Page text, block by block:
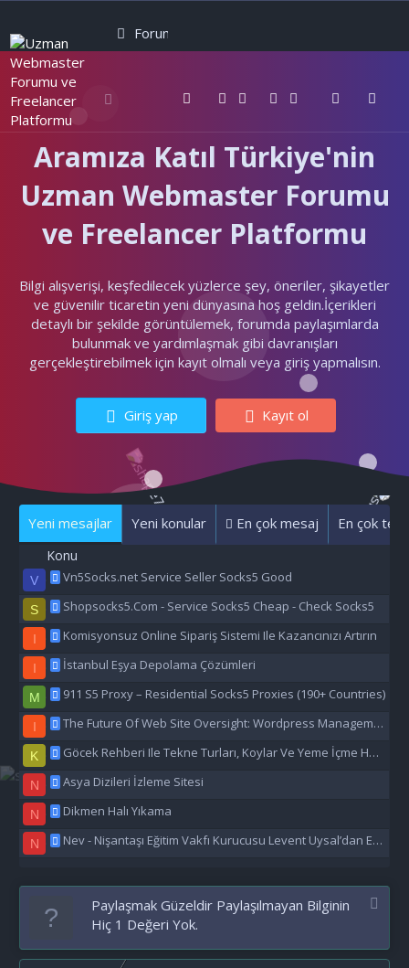
Forumlar
Aramıza Katıl Türkiye'nin
Uzman Webmaster Forumu
ve Freelancer Platformu
Bilgi alışverişi, keşfedilecek yüzlerce şey, öneriler, şikayetler
ve güvenilir ticaretin yeni dünyasına hoş geldin.İçerikleri
detaylı bir şekilde görüntülemek, forumda paylaşımlarda
bulunmak ve yardımlaşmak gibi davranışları
gerçekleştirebilmek için kayıt olmalı veya giriş yapmalısın.
Giriş yap Kayıt ol
Yeni mesajlar Yeni konular En çok mesaj En çok
Konu
V Vn5Socks.net Service Seller Socks5 Good
S Shopsocks5.Com - Service Socks5 Cheap - Check Socks5
I Komisyonsuz Online Sipariş Sistemi Ile Kazancınızı Artırın
I İstanbul Eşya Depolama Çözümleri
M 911 S5 Proxy – Residential Socks5 Proxies (190+ Countries)
I The Future Of Web Site Oversight: Wordpress Management Aı
K Göcek Rehberi Ile Tekne Turları, Koylar Ve Yeme İçme Hakkında Eşsiz Bilgiler
N Asya Dizileri İzleme Sitesi
N Dikmen Halı Yıkama
N Nev - Nişantaşı Eğitim Vakfı Kurucusu Levent Uysal’dan Eğitime Büyük Destek
Paylaşmak Güzeldir Paylaşılmayan Bilginin
Hiç 1 Değeri Yok.